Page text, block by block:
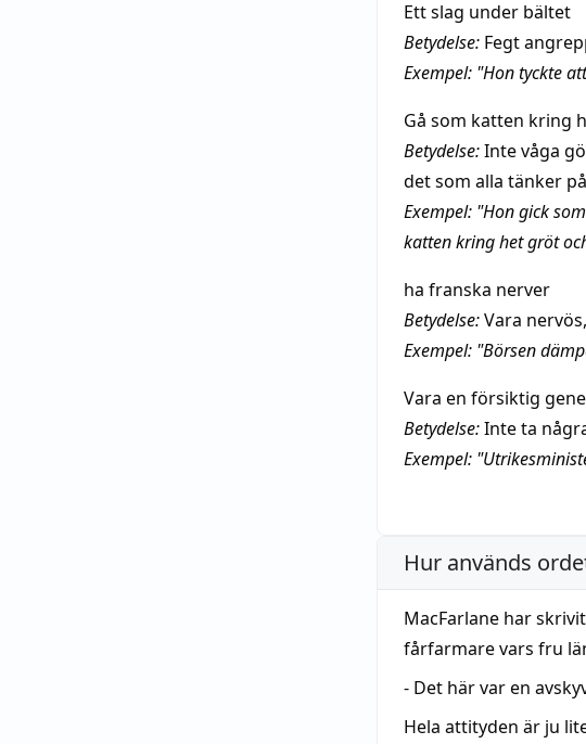
Ett slag under bältet
Betydelse: Fegt
Exempel: "Hon tyckte
Gå som katten kring
Betydelse:Inte våga
det som alla tänker på
Exempel: "Hon gick
katten kring het gröt
ha franska nerver
Betydelse:Vara
Exempel: "Börsen
Vara en försiktig
Betydelse:Inte ta
Exempel:
Hur används
MacFarlane har
fårfarmare vars fru
- Det här var en
Hela attityden är ju